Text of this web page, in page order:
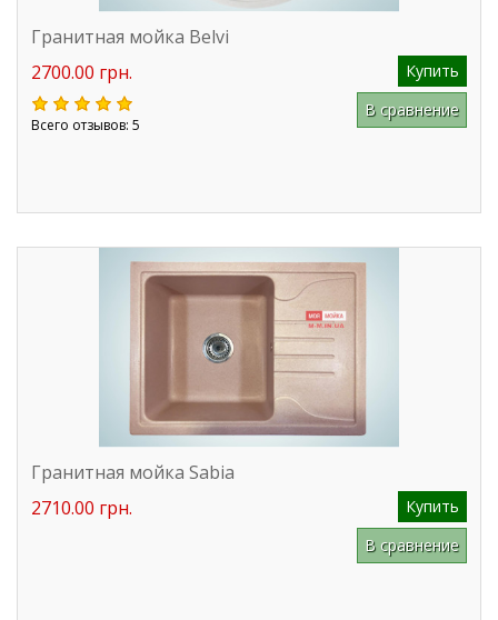
Гранитная мойка Belvi
2700.00 грн.
Купить
Всего отзывов: 5
В сравнение
Гранитная мойка Sabia
2710.00 грн.
Купить
В сравнение